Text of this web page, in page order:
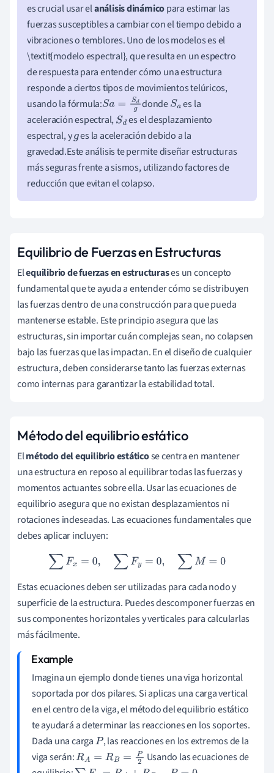
es crucial usar elanálisis dinámicopara estimar las
fuerzas susceptibles a cambiar con el tiempo debido a
vibraciones o temblores. Uno de los modelos es el
\textit{modelo espectral}, que resulta en un espectro
de respuesta para entender cómo una estructura
responde a ciertos tipos de movimientos telúricos,
usando la fórmula:Sa= Sd g dondeSa es la
aceleración espectral, Sdes el desplazamiento
espectral, yges la aceleración debido a la
gravedad.Este análisis te permite diseñar estructuras
más seguras frente a sismos, utilizando factores de
reducción que evitan el colapso.
Equilibrio de Fuerzas en Estructuras
Elequilibrio de fuerzas en estructurases un concepto
fundamental que te ayuda a entender cómo se distribuyen
las fuerzas dentro de una construcción para que pueda
mantenerse estable. Este principio asegura que las
estructuras, sin importar cuán complejas sean, no colapsen
bajo las fuerzas que las impactan. En el diseño de cualquier
estructura, deben considerarse tanto las fuerzas externas
como internas para garantizar la estabilidad total.
Método del equilibrio estático
Elmétodo del equilibrio estáticose centra en mantener
una estructura en reposo al equilibrar todas las fuerzas y
momentos actuantes sobre ella. Usar las ecuaciones de
equilibrio asegura que no existan desplazamientos ni
rotaciones indeseadas. Las ecuaciones fundamentales que
debes aplicar incluyen:
=0 ∑Fy= 0,∑ M=
Estas ecuaciones deben ser utilizadas para cada nodo y
superficie de la estructura. Puedes descomponer fuerzas en
sus componentes horizontales y verticales para calcularlas
más fácilmente.
Imagina un ejemplo donde tienes una viga horizontal
soportada por dos pilares. Si aplicas una carga vertical
en el centro de la viga, el método del equilibrio estático
te ayudará a determinar las reacciones en los soportes.
Dada una cargaP , las reacciones en los extremos de la
viga serán:RA= RB =P2
Usando las ecuaciones de